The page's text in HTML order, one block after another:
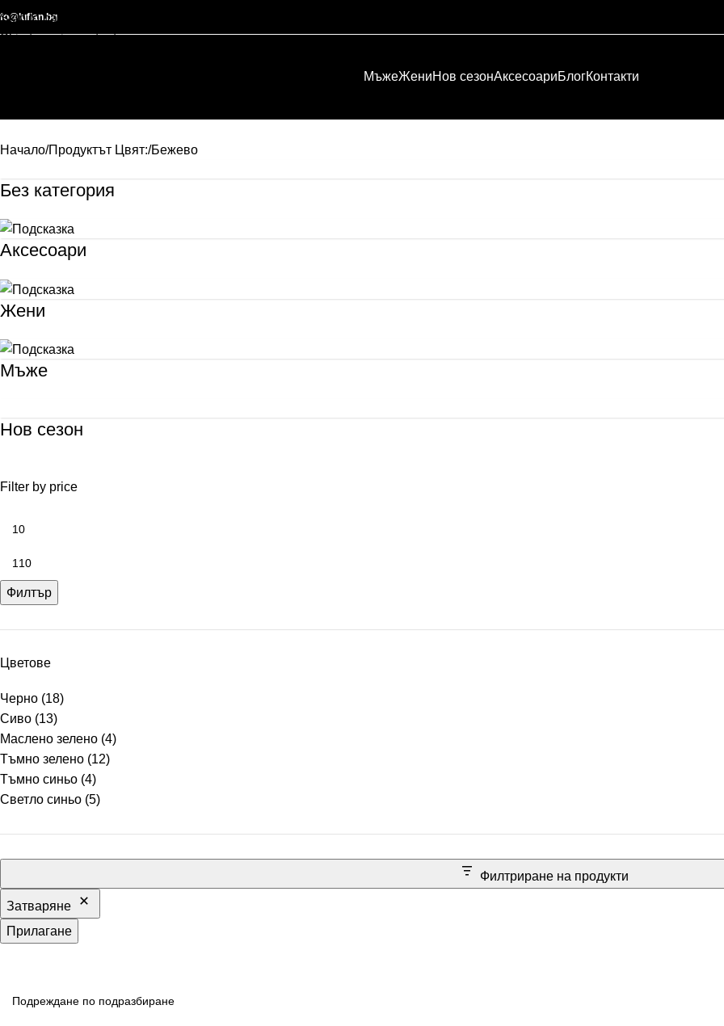
Skip to navigation
Skip to main content
МъжеЖениНов сезонАксесоариБлогКонтакти
Начало Продуктът Цвят: Бежево
Без категория
Аксесоари
Жени
Мъже
Нов сезон
Filter by price
Филтър
Цветове
Черно (18)
Сиво (13)
Маслено зелено (4)
Тъмно зелено (12)
Тъмно синьо (4)
Светло синьо (5)
Филтриране на продукти
Затваряне
Прилагане